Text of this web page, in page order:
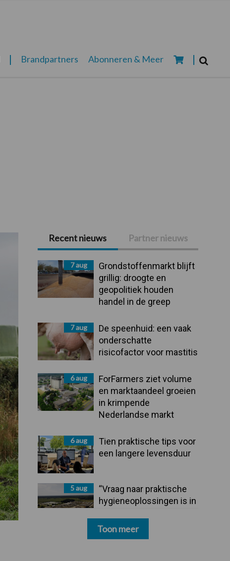
Brandpartners Abonneren & Meer
Primaire
Sidebar
Recent nieuws Partner nieuws
7 aug
Grondstoffenmarkt blijft
grillig: droogte en
geopolitiek houden
handel in de greep
7 aug
De speenhuid: een vaak
onderschatte
risicofactor voor mastitis
6 aug
ForFarmers ziet volume
en marktaandeel groeien
in krimpende
Nederlandse markt
6 aug
Tien praktische tips voor
een langere levensduur
5 aug
“Vraag naar praktische
hygieneoplossingen is in
Toon meer